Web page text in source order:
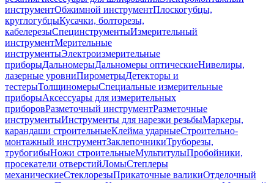
инструментОбжимной инструментПлоскогубцы,
круглогубцыКусачки, болторезы,
кабелерезыСпецинструментыИзмерительный
инструментМерительные
инструментыЭлектроизмерительные
приборыДальномерыДальномеры оптическиеНивелиры,
лазерные уровниПирометрыДетекторы и
тестерыТолщиномерыСпециальные измерительные
приборыАксессуары для измерительных
приборовРазметочный инструментРазметочные
инструментыИнструменты для нарезки резьбыМаркеры,
карандаши строительныеКлейма ударныеСтроительно-
монтажный инструментЗаклепочникиТруборезы,
трубогибыНожи строительныеМультитулыПробойники,
просекатели отверстийЛомыСтеплеры
механическиеСтеклорезыПрикаточные валикиОтделочный